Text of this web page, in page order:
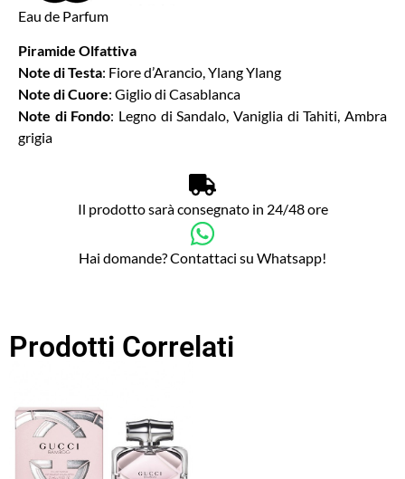
Eau de Parfum
Piramide Olfattiva
Note di Testa: Fiore d’Arancio, Ylang Ylang
Note di Cuore: Giglio di Casablanca
Note di Fondo: Legno di Sandalo, Vaniglia di Tahiti, Ambra
grigia
Il prodotto sarà consegnato in 24/48 ore
Hai domande? Contattaci su Whatsapp!
Prodotti Correlati